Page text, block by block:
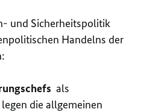
und Sicherheitspolitik
Handelns der
als
die allgemeinen